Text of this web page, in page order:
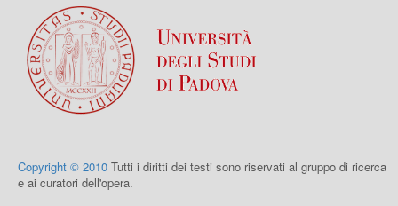
Copyright © 2010 Tutti i diritti dei testi sono riservati al gruppo di ricerca
e ai curatori dell'opera.